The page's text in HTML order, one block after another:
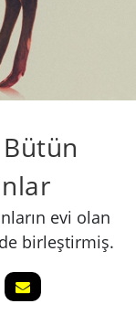
Bütün
evi olan
birleştirmiş.